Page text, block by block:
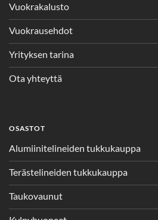
Vuokrakalusto
Vuokrausehdot
Yrityksen tarina
Ota yhteyttä
OSASTOT
Alumiinitelineiden tukkukauppa
Terästelineiden tukkukauppa
Taukovaunut